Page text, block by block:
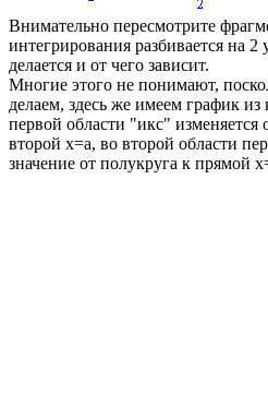
Внимательно пересмотрите
интегрирования разбивается на 2
делается и от чего зависит.
Многие этого не понимают,
делаем, здесь же имеем график из
первой области "икс" изменяется
второй x=a, во второй области
значение от полукруга к прямой